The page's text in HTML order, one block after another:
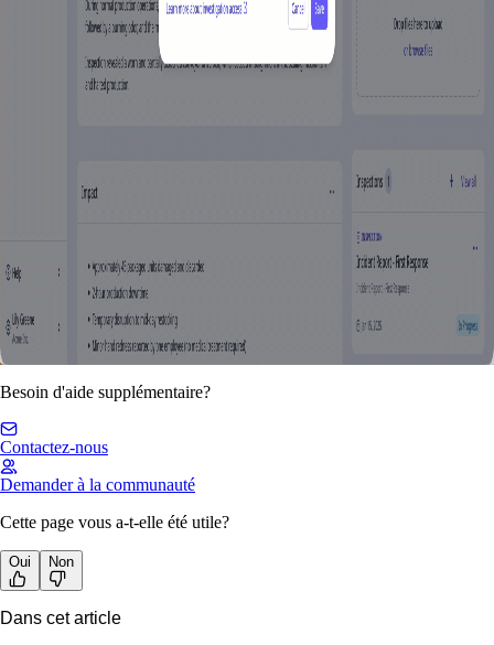
Besoin d'aide supplémentaire?
Contactez-nous
Demander à la communauté
Cette page vous a-t-elle été utile?
Oui Non
Dans cet article